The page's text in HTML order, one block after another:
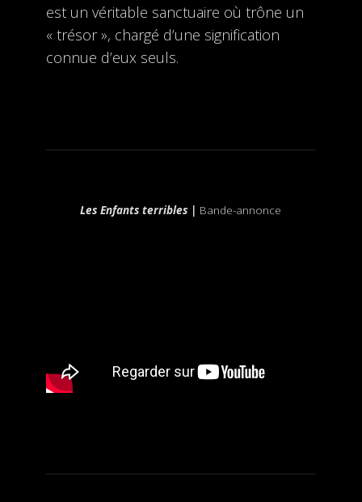
est un véritable sanctuaire où trône un
« trésor », chargé d’une signification
connue d’eux seuls.
Les Enfants terribles | Bande-annonce